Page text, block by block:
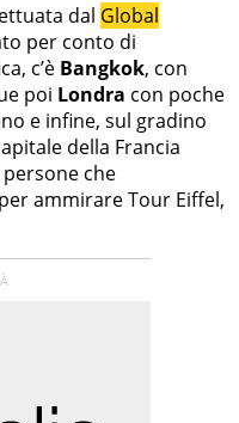
dal Global
per conto di
c’è Bangkok, con
poi Londra con poche
e infine, sul gradino
della Francia
che
ammirare Tour Eiffel,